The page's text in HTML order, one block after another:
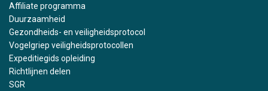
Affiliate programma
Duurzaamheid
Gezondheids- en veiligheidsprotocol
Vogelgriep veiligheidsprotocollen
Expeditiegids opleiding
Richtlijnen delen
SGR